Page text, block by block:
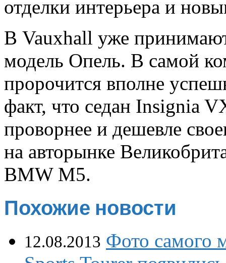
отделки интерьера и
В Vauxhall уже
модель Опель. В самой
пророчится вполне
факт, что седан Insignia
проворнее и дешевле
на авторынке
BMW M5.
Похожие новости
12.08.2013 Фото самого